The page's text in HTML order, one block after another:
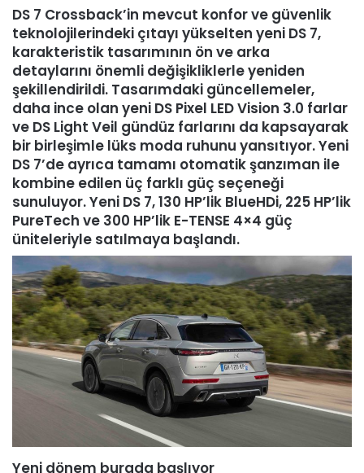
DS 7 Crossback’in mevcut konfor ve güvenlik
teknolojilerindeki çıtayı yükselten yeni DS 7,
karakteristik tasarımının ön ve arka
detaylarını önemli değişikliklerle yeniden
şekillendirildi. Tasarımdaki güncellemeler,
daha ince olan yeni DS Pixel LED Vision 3.0 farlar
ve DS Light Veil gündüz farlarını da kapsayarak
bir birleşimle lüks moda ruhunu yansıtıyor. Yeni
DS 7’de ayrıca tamamı otomatik şanzıman ile
kombine edilen üç farklı güç seçeneği
sunuluyor. Yeni DS 7, 130 HP’lik BlueHDi, 225 HP’lik
PureTech ve 300 HP’lik E-TENSE 4×4 güç
üniteleriyle satılmaya başlandı.
Yeni dönem burada başlıyor